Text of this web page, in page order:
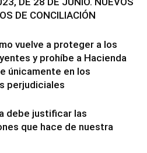
DE CONCILIACIÓN
vuelve a proteger a los
y prohíbe a Hacienda
únicamente en los
perjudiciales
debe justificar las
que hace de nuestra